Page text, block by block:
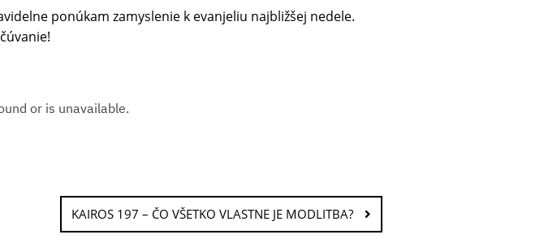
ponúkam zamyslenie k evanjeliu najbližšej nedele.
KAIROS 197 – ČO VŠETKO VLASTNE JE MODLITBA?